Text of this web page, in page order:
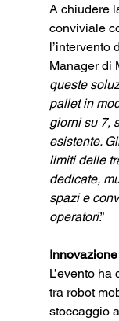
A chiudere
conviviale
l’intervento
Manager di
queste
pallet in
giorni su 7,
esistente.
limiti delle
dedicate,
spazi e
operatori.”
L’evento
tra robot
stoccaggio